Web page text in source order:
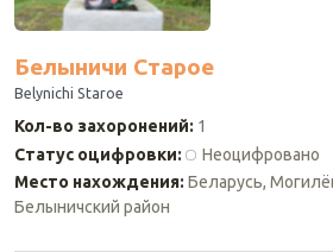
Белыничи Старое
Belynichi Staroe
Кол-во захоронений: 1
Статус оцифровки:
Неоцифровано
Место нахождения: Беларусь,
Белыничский район